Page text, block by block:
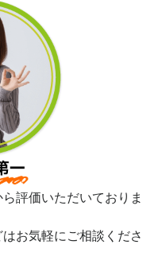
評価いただいておりま
お気軽にご相談くださ